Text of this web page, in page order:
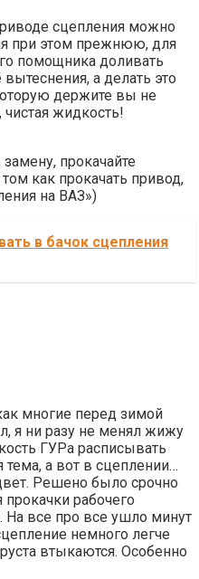
сцепления можно
при этом прежнюю, для
помощника доливать
а делать это
держите вы не
чистая жидкость!
прокачайте
как прокачать привод,
на ВАЗ»)
в бачок сцепления
многие перед зимой
я ни разу не менял жижу
ГУРа расписывать
тема, а вот в сцеплении…
Решено было срочно
рабочего
На все про все ушло минут
немного легче
втыкаются. Особенно